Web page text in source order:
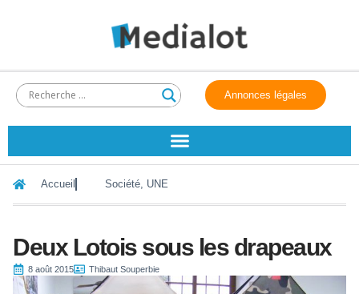
Annonces légales
Accueil Société, UNE
Deux Lotois sous les drapeaux
8 août 2015 Thibaut Souperbie